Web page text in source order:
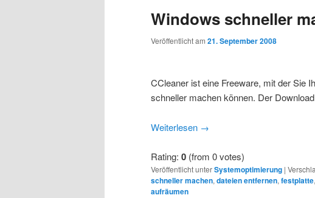
Windows schneller
Veröffentlicht am 21. September 2008
CCleaner ist eine Freeware, mit der Sie
schneller machen können. Der
Weiterlesen →
Rating: 0 (from 0 votes)
Veröffentlicht unterSystemoptimierung |
schneller machen, dateien entfernen, festplatte,
aufräumen